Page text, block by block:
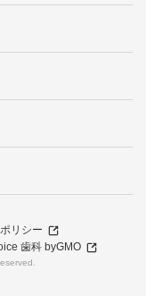
リシー
歯科 byGMO